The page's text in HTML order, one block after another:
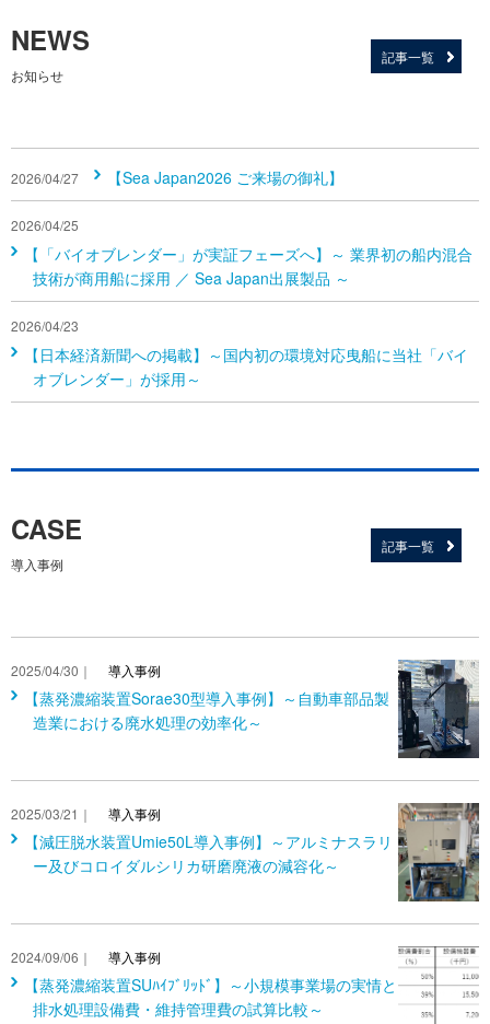
NEWS
お知らせ
記事一覧
2026/04/27 【Sea Japan2026 ご来場の御礼】
2026/04/25
【「バイオブレンダー」が実証フェーズへ】～ 業界初の船内混合
技術が商用船に採用 ／ Sea Japan出展製品 ～
2026/04/23
【日本経済新聞への掲載】～国内初の環境対応曳船に当社「バイ
オブレンダー」が採用～
CASE
導入事例
記事一覧
2025/04/30｜ 導入事例
【蒸発濃縮装置Sorae30型導入事例】～自動車部品製
造業における廃水処理の効率化～
2025/03/21｜ 導入事例
【減圧脱水装置Umie50L導入事例】～アルミナスラリ
ー及びコロイダルシリカ研磨廃液の減容化～
2024/09/06｜ 導入事例
【蒸発濃縮装置SUﾊｲﾌﾞﾘｯﾄﾞ】～小規模事業場の実情と
排水処理設備費・維持管理費の試算比較～